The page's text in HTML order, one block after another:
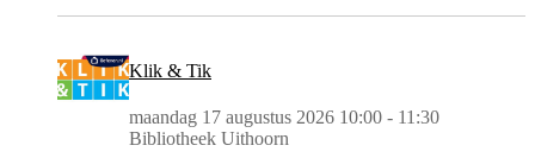
Klik & Tik
maandag 17 augustus 2026 10:00 - 11:30
Bibliotheek Uithoorn